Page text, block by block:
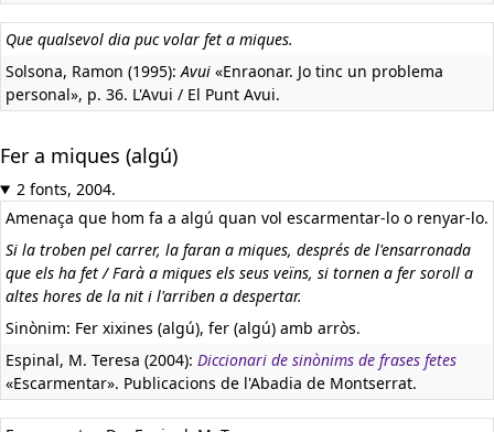
Que qualsevol dia puc volar fet a miques.
Solsona, Ramon (1995):Avui «Enraonar. Jo tinc un problema
personal», p. 36. L'Avui / El Punt Avui.
Fer a miques (algú)
2 fonts, 2004.
Amenaça que hom fa a algú quan vol escarmentar-lo o renyar-lo.
Si la troben pel carrer, la faran a miques, després de l'ensarronada
que els ha fet / Farà a miques els seus veïns, si tornen a fer soroll a
altes hores de la nit i l'arriben a despertar.
Sinònim: Fer xixines (algú), fer (algú) amb arròs.
Espinal, M. Teresa (2004): Diccionari de sinònims de frases fetes
«Escarmentar». Publicacions de l'Abadia de Montserrat.